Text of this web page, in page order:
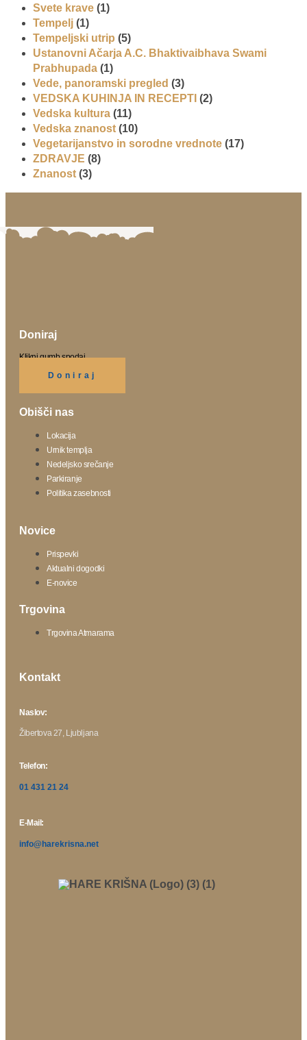
Svete krave (1)
Tempelj (1)
Tempeljski utrip (5)
Ustanovni Ačarja A.C. Bhaktivaibhava Swami
Prabhupada (1)
Vede, panoramski pregled (3)
VEDSKA KUHINJA IN RECEPTI (2)
Vedska kultura (11)
Vedska znanost (10)
Vegetarijanstvo in sorodne vrednote (17)
ZDRAVJE (8)
Znanost (3)
Doniraj
Klikni gumb spodaj.
Doniraj
Obišči nas
Lokacija
Urnik templja
Nedeljsko srečanje
Parkiranje
Politika zasebnosti
Novice
Prispevki
Aktualni dogodki
E-novice
Trgovina
Trgovina Atmarama
Kontakt
Naslov:
Žibertova 27, Ljubljana
Telefon:
01 431 21 24
E-Mail:
info@harekrisna.net